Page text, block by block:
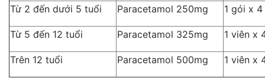
Từ 2 đến dưới 5 tuổi Paracetamol 250mg 1 gói x
Từ 5 đến 12 tuổi Paracetamol 325mg 1 viên x
Trên 12 tuổi Paracetamol 500mg 1 viên x